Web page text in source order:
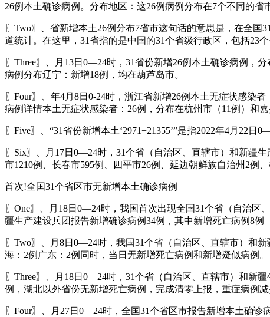
26例本土确诊病例。分布地区：这26例病例分布在7个不同的
〖Two〗、省新增本土26例分布7省市这句话的意思是，在全
道统计。在这里，31省指的是中国的31个省级行政区，包括23
〖Three〗、月13日0—24时，31省份新增26例本土确诊病例，
病例分布辽宁：新增18例，均在葫芦岛市。
〖Four〗、年4月8日0-24时，浙江省新增26例本土无症状感染
病例详情本土无症状感染者：26例，分布在杭州市（11例）和
〖Five〗、“31省份新增本土‘2971+21355’”是指2022年4月22
〖Six〗、月17日0—24时，31个省（自治区、直辖市）和新疆
市1210例、长春市595例、四平市26例、延边朝鲜族自治州2例
首次!全国31个省区市无新增本土确诊病例
〖One〗、月18日0—24时，我国首次出现全国31个省（自治
疆生产建设兵团报告新增确诊病例34例，其中新增死亡病例8例
〖Two〗、月8日0—24时，我国31个省（自治区、直辖市）和
海：2例广东：2例同时，当日无新增死亡病例和新增疑似病例。
〖Three〗、月18日0—24时，31个省（自治区、直辖市）和新
例，湖北以外省份无新增死亡病例，完成清零上报，重症病例
〖Four〗、月27日0—24时，全国31个省区市报告新增本土确